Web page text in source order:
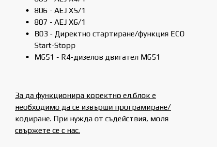
806 - AEJ X5/1
807 - AEJ X6/1
B03 - Директно стартиране/функция ECO
Start-Stopp
M651 - R4-дизелов двигател M651
За да функционира коректно ел.блок е
необходимо да се извърши програмиране/
кодиране. При нужда от съдействия, моля
свържете се с нас.